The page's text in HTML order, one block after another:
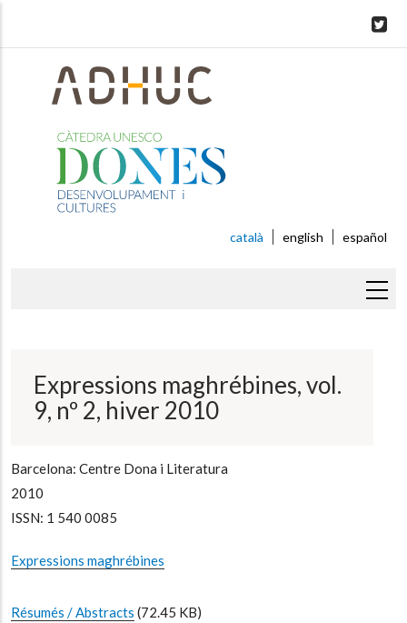
català english español
Expressions maghrébines, vol.
9, nº 2, hiver 2010
Barcelona: Centre Dona i Literatura
2010
ISSN: 1 540 0085
Expressions maghrébines
Résumés / Abstracts (72.45 KB)